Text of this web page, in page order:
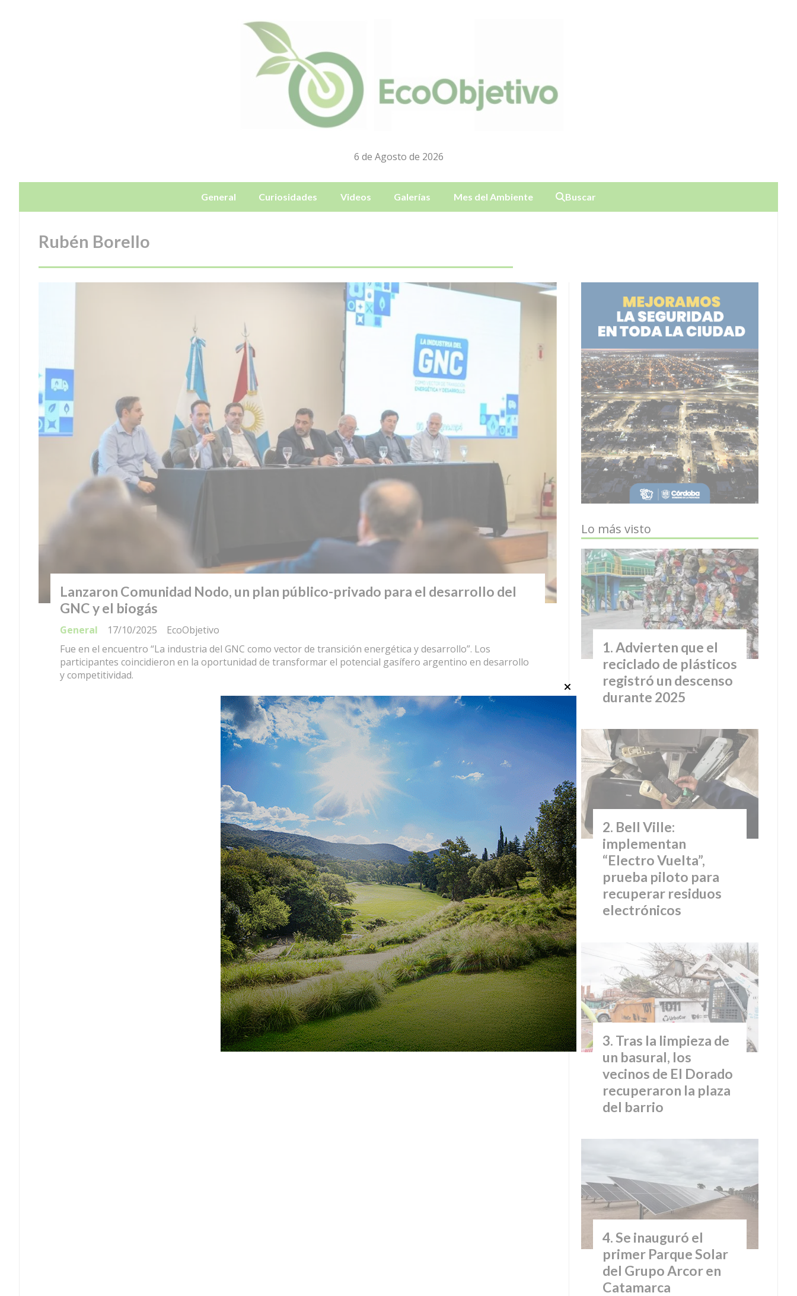
6 de Agosto de 2026
General Curiosidades Videos Galerías Mes del Ambiente Buscar
Rubén Borello
Lanzaron Comunidad Nodo, un plan público-privado para el desarrollo del
GNC y el biogás
EcoObjetivo
General
17/10/2025
Fue en el encuentro “La industria del GNC como vector de transición energética y desarrollo”. Los
participantes coincidieron en la oportunidad de transformar el potencial gasífero argentino en desarrollo
y competitividad.
Lo más visto
Advierten que el
reciclado de plásticos
registró un descenso
durante 2025
Bell Ville:
implementan
“Electro Vuelta”,
prueba piloto para
recuperar residuos
electrónicos
Tras la limpieza de
un basural, los
vecinos de El Dorado
recuperaron la plaza
del barrio
Se inauguró el
primer Parque Solar
del Grupo Arcor en
Catamarca